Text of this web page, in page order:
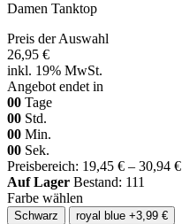
Damen Tanktop
Preis der Auswahl
26,95 €
inkl. 19% MwSt.
Angebot endet in
00 Tage
00 Std.
00 Min.
00 Sek.
Preisbereich: 19,45 € – 30,94 €
Auf Lager Bestand: 111
Farbe wählen
Schwarz royal blue +3,99 €